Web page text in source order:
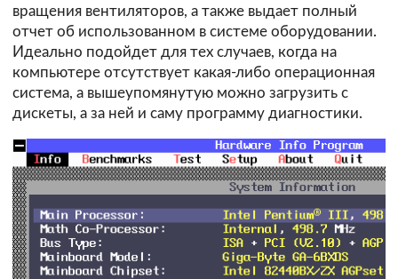
вращения вентиляторов, а также выдает полный
отчет об использованном в системе оборудовании.
Идеально подойдет для тех случаев, когда на
компьютере отсутствует какая-либо операционная
система, а вышеупомянутую можно загрузить с
дискеты, а за ней и саму программу диагностики.